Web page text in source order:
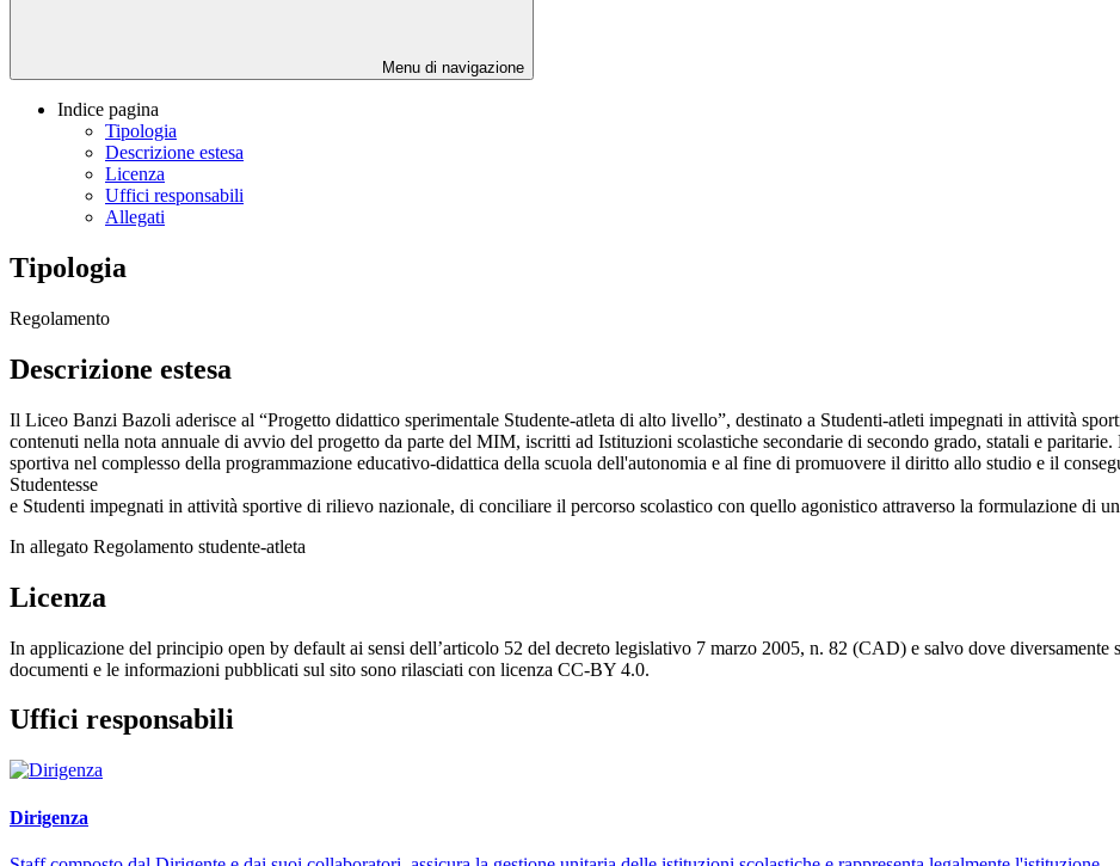
Menu di navigazione
Indice pagina
Tipologia
Descrizione estesa
Licenza
Uffici responsabili
Allegati
Tipologia
Regolamento
Descrizione estesa
Il Liceo Banzi Bazoli aderisce al “Progetto didattico sperimentale Studente-atleta di alto livello”, destinato a Studenti-atleti impegnati in attività
contenuti nella nota annuale di avvio del progetto da parte del MIM, iscritti ad Istituzioni scolastiche secondarie di secondo grado, statali e
sportiva nel complesso della programmazione educativo-didattica della scuola dell'autonomia e al fine di promuovere il diritto allo studio e il
Studentesse
e Studenti impegnati in attività sportive di rilievo nazionale, di conciliare il percorso scolastico con quello agonistico attraverso la formulazione di
In allegato Regolamento studente-atleta
Licenza
In applicazione del principio open by default ai sensi dell’articolo 52 del decreto legislativo 7 marzo 2005, n. 82 (CAD) e salvo dove
documenti e le informazioni pubblicati sul sito sono rilasciati con licenza CC-BY 4.0.
Uffici responsabili
Dirigenza